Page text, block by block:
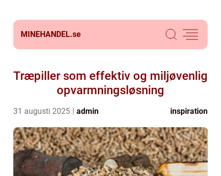
MINEHANDEL.se
Træpiller som effektiv og miljøvenlig
opvarmningsløsning
31 augusti 2025 admin inspiration